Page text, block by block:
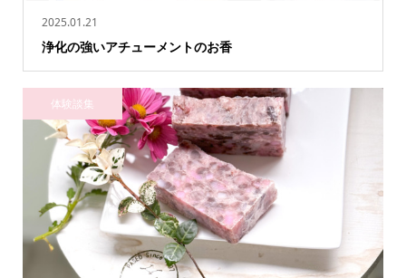
2025.01.21
浄化の強いアチューメントのお香
体験談集